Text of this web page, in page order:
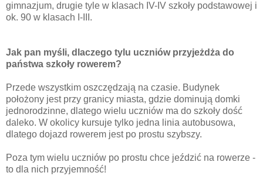
gimnazjum, drugie tyle w klasach IV-IV szkoły podstawowej i
ok. 90 w klasach I-III.
Jak pan myśli, dlaczego tylu uczniów przyjeżdża do
państwa szkoły rowerem?
Przede wszystkim oszczędzają na czasie. Budynek
położony jest przy granicy miasta, gdzie dominują domki
jednorodzinne, dlatego wielu uczniów ma do szkoły dość
daleko. W okolicy kursuje tylko jedna linia autobusowa,
dlatego dojazd rowerem jest po prostu szybszy.
Poza tym wielu uczniów po prostu chce jeździć na rowerze -
to dla nich przyjemność!